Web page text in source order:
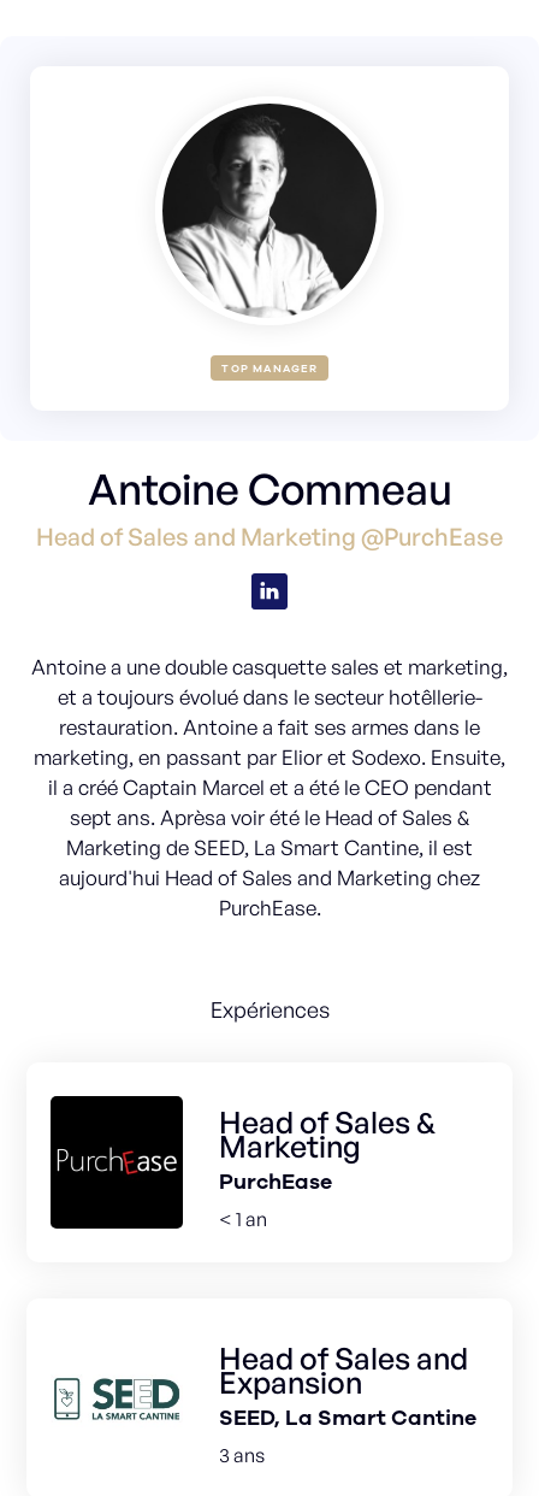
TOP MANAGER
Antoine Commeau
Head of Sales and Marketing @PurchEase
Antoine a une double casquette sales et marketing,
et a toujours évolué dans le secteur hotêllerie-
restauration. Antoine a fait ses armes dans le
marketing, en passant par Elior et Sodexo. Ensuite,
il a créé Captain Marcel et a été le CEO pendant
sept ans. Aprèsa voir été le Head of Sales &
Marketing de SEED, La Smart Cantine, il est
aujourd'hui Head of Sales and Marketing chez
PurchEase.
Expériences
Head of Sales &
Marketing
PurchEase
< 1 an
Head of Sales and
Expansion
SEED, La Smart Cantine
3 ans